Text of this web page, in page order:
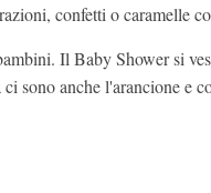
confetti o caramelle
Il Baby Shower si
ci sono anche l'arancione e